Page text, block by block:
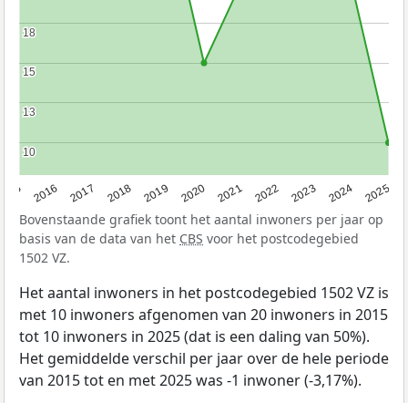
2016 2017 2018 2019 2020 2021 2022 2023 2024 2025
10
10
13
13
15
15
18
18
Bovenstaande grafiek toont het aantal inwoners per jaar op
basis van de data van het CBS voor het postcodegebied
1502 VZ.
Het aantal inwoners in het postcodegebied 1502 VZ is
met 10 inwoners afgenomen van 20 inwoners in 2015
tot 10 inwoners in 2025 (dat is een daling van 50%).
Het gemiddelde verschil per jaar over de hele periode
van 2015 tot en met 2025 was -1 inwoner (-3,17%).